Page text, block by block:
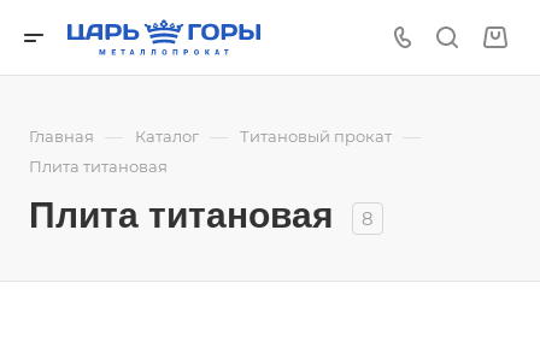
Главная — Каталог — Титановый прокат —
Плита титановая
Плита титановая 8